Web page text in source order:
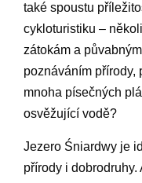
také spoustu
cykloturistiku –
zátokám a
poznáváním přírody,
mnoha písečných
osvěžující vodě?
Jezero Śniardwy je
přírody i